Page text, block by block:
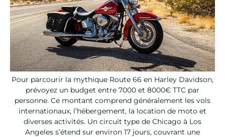
Pour parcourir la mythique Route 66 en Harley Davidson,
prévoyez un budget entre 7000 et 8000€ TTC par
personne. Ce montant comprend généralement les vols
internationaux, l’hébergement, la location de moto et
diverses activités. Un circuit type de Chicago à Los
Angeles s’étend sur environ 17 jours, couvrant une